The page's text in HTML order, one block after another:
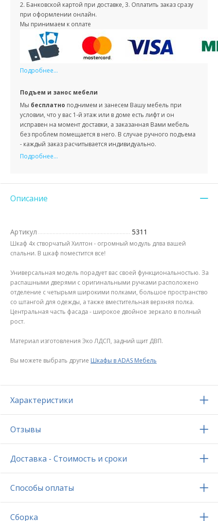
2. Банковской картой при доставке, 3. Оплатить заказ сразу
при оформлении онлайн.
Мы принимаем к оплате
Подробнее...
Подъем и занос мебели
Мы бесплатно поднимем и занесем Вашу мебель при
условии, что у вас 1-й этаж или в доме есть лифт и он
исправен на момент доставки, а заказанная Вами мебель
без проблем помещается в него. В случае ручного подъема
- каждый заказ расчитывается индивидуально.
Подробнее...
Описание
Артикул 5311
Шкаф 4х створчатый Хилтон - огромный модуль длва вашей
спальни. В шкаф поместится все!
Универсальная модель порадует вас своей функциональностью. За
распашными дверями с оригинальными ручками расположено
отделение с четырьмя широкими полками, большое пространство
со штангой для одежды, а также вместительная верхняя полка.
Центральная часть фасада - широкое двойное зеркало в полный
рост.
Материал изготовления Эко ЛДСП, задний щит ДВП.
Вы можете выбрать другие Шкафы в ADAS Мебель
Характеристики
Отзывы
Доставка - Стоимость и сроки
Способы оплаты
Сборка